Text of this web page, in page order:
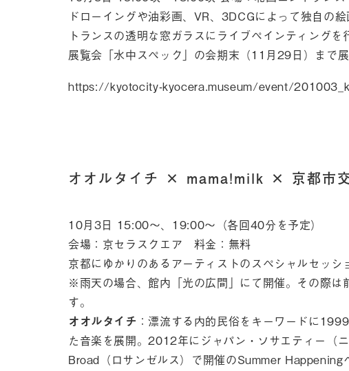
ドローイングや油彩画、VR、3DCGによって独自の
トランスの透明な窓ガラスにライブペインティング
展覧会「水中スペック」の会期末（11月29日）まで展
https://kyotocity-kyocera.museum/event/
オオルタイチ × mama!milk × 京都市
10月3日 15:00〜、19:00〜（各回40分を予定）
会場：京セラスクエア 料金：無料
京都にゆかりのあるアーティストのスペシャルセッシ
※雨天の場合、館内「光の広間」にて開催。その際
す。
オオルタイチ ：漂流する内的民俗をキーワードに
た音楽を展開。2012年にジャパン・ソサエティー（
Broad（ロサンゼルス）で開催のSummer